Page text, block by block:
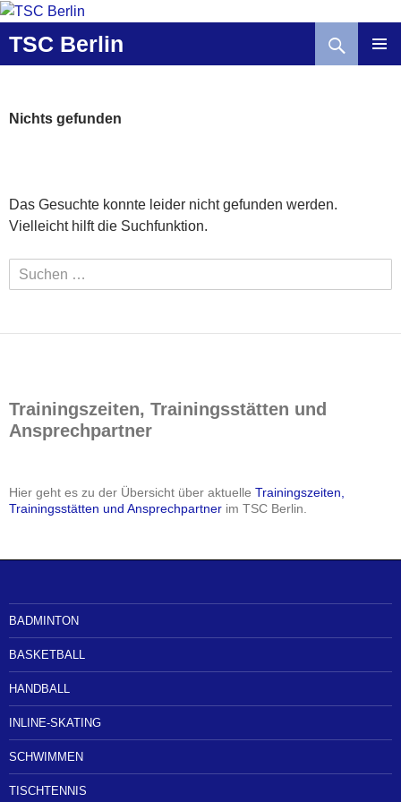
Zum
springen
TSC Berlin
Nichts gefunden
Das Gesuchte konnte leider nicht gefunden werden.
Vielleicht hilft die Suchfunktion.
Suchen
nach:
Trainingszeiten, Trainingsstätten und
Ansprechpartner
Hier geht es zu der Übersicht über aktuelle Trainingszeiten,
Trainingsstätten und Ansprechpartner im TSC Berlin.
BADMINTON
BASKETBALL
HANDBALL
INLINE-SKATING
SCHWIMMEN
TISCHTENNIS